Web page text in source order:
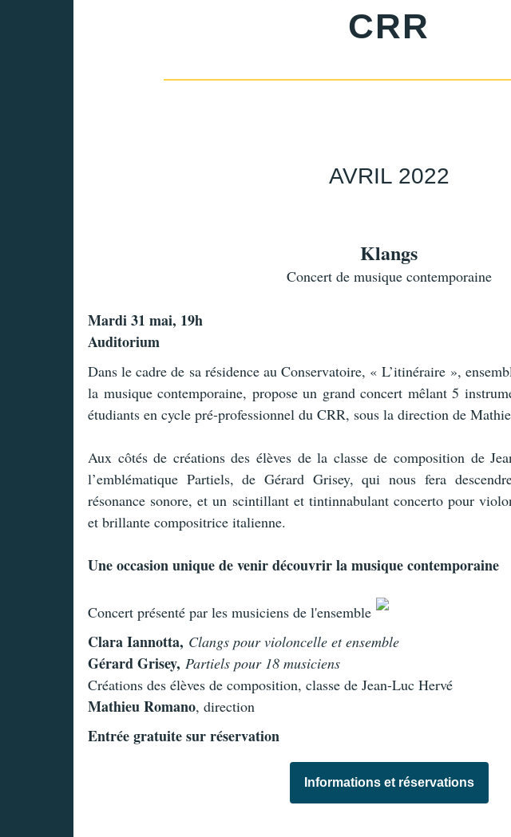
CRR
AVRIL 2022
Klangs
Concert de musique contemporaine
Mardi 31 mai, 19h
Auditorium
Dans le cadre de sa résidence au Conservatoire, « L’itinéraire »,
la musique contemporaine, propose un grand concert mêlant 5
étudiants en cycle pré-professionnel du CRR, sous la direction de
Aux côtés de créations des élèves de la classe de composition de
l’emblématique Partiels, de Gérard Grisey, qui nous fera
résonance sonore, et un scintillant et tintinnabulant concerto pour
et brillante compositrice italienne.
Une occasion unique de venir découvrir la musique contemporaine
Concert présenté par les musiciens de l'ensemble
Clara Iannotta, Clangs pour violoncelle et ensemble
Gérard Grisey, Partiels pour 18 musiciens
Créations des élèves de composition, classe de Jean-Luc Hervé
Mathieu Romano, direction
Entrée gratuite sur réservation
Informations et réservations